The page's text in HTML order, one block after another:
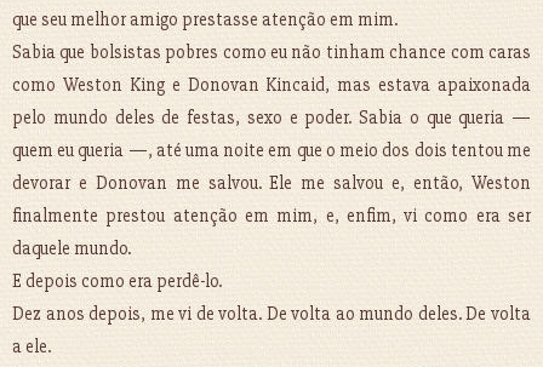
que seu melhor amigo prestasse atenção em mim.
Sabia que bolsistas pobres como eu não tinham chance com caras
como Weston King e Donovan Kincaid, mas estava apaixonada
pelo mundo deles de festas, sexo e poder. Sabia o que queria —
quem eu queria —, até uma noite em que o meio dos dois tentou me
devorar e Donovan me salvou. Ele me salvou e, então, Weston
finalmente prestou atenção em mim, e, enfim, vi como era ser
daquele mundo.
E depois como era perdê-lo.
Dez anos depois, me vi de volta. De volta ao mundo deles. De volta
a ele.